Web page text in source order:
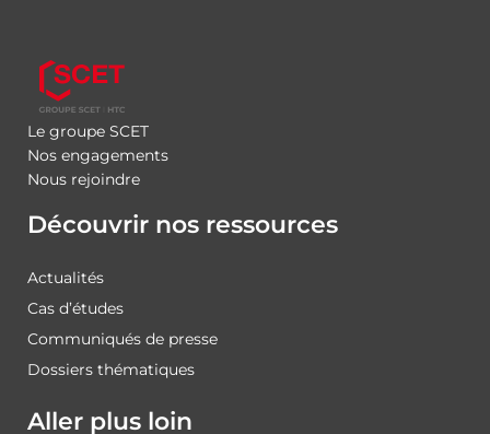
Le groupe SCET
Nos engagements
Nous rejoindre
Découvrir nos ressources
Actualités
Cas d’études
Communiqués de presse
Dossiers thématiques
Aller plus loin